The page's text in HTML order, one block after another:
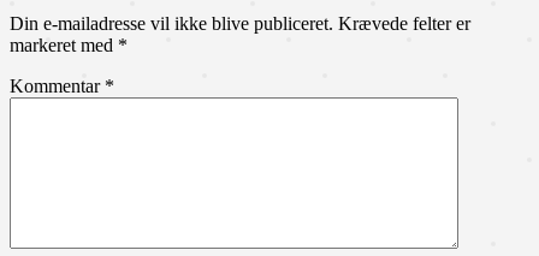
Din e-mailadresse vil ikke blive publiceret. Krævede felter er
markeret med *
Kommentar *